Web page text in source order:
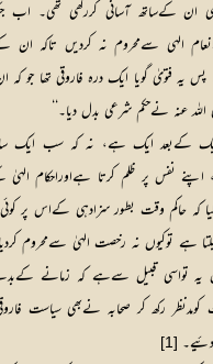
ان کےساتھ آسانی کررکھی تھی۔ اب
انعام الہی سےمحروم نہ کردیں تاکہ
یہ فتویٰ گویا ایک درہ فاروقی تھا جو
عنہ نےحکم شرعی بدل دیا۔‘‘
کےبعد ایک ہے، نہ کہ سب ایک
نفس پر ظلم کرتا ہےاوراحکام
کہ حاکم وقت بطور سزادہی کےاس پر
ہے توکیوں نہ رخصت الہیٰ سےمحروم
یہ تواسی قبیل سےہے کہ زمانے
رکھ کر صحابہ نےبھی سیاست
[1]